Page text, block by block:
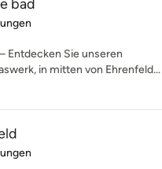
bad
5 von 5 Sternen
Entdecken Sie unseren
in mitten von Ehrenfeld...
5 von 5 Sternen